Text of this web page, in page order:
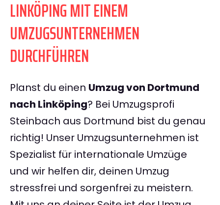
LINKÖPING MIT EINEM
UMZUGSUNTERNEHMEN
DURCHFÜHREN
Planst du einen Umzug von Dortmund
nach Linköping? Bei Umzugsprofi
Steinbach aus Dortmund bist du genau
richtig! Unser Umzugsunternehmen ist
Spezialist für internationale Umzüge
und wir helfen dir, deinen Umzug
stressfrei und sorgenfrei zu meistern.